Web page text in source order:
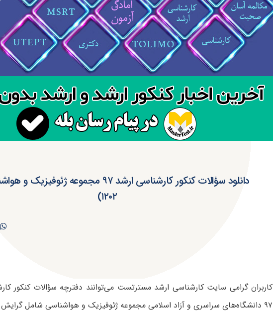
دانلود سؤالات کنکور کارشناسی ارشد ۹۷ مجموعه
۱۲۰۲)
کاربران گرامی سایت کارشناسی ارشد مسترتست می‌توانند دفترچه سؤالات کنکور
۹۷ دانشگاه‌های سراسری و آزاد اسلامی مجموعه ژئوفیزیک و هواشناسی شامل گرایش های: